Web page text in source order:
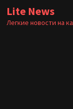
Перейти
Lite News
Легкие новости на